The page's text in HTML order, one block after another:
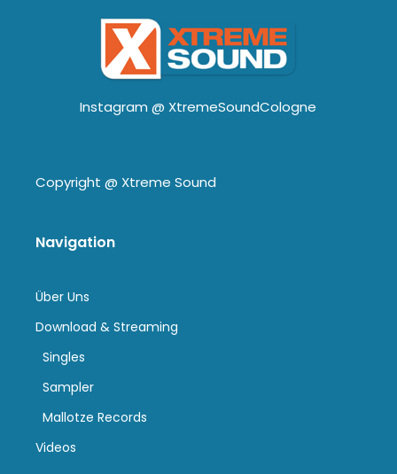
Instagram @ XtremeSoundCologne
Copyright @ Xtreme Sound
Navigation
Über Uns
Download & Streaming
Singles
Sampler
Mallotze Records
Videos